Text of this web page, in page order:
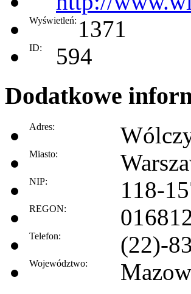
Wyświetleń: 1371
ID: 594
Dodatkowe
Adres:
Miasto:
NIP: 118-
REGON:
Telefon: (22)-
Województwo: